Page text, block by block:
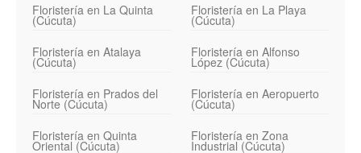
Floristería en La Quinta
(Cúcuta)
Floristería en La Playa
(Cúcuta)
Floristería en Atalaya
(Cúcuta)
Floristería en Alfonso
López (Cúcuta)
Floristería en Prados del
Norte (Cúcuta)
Floristería en Aeropuerto
(Cúcuta)
Floristería en Quinta
Oriental (Cúcuta)
Floristería en Zona
Industrial (Cúcuta)